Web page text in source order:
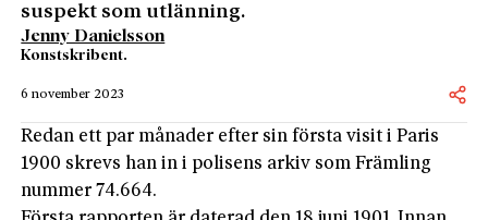
suspekt som utlänning.
Jenny Danielsson
Konstskribent.
6 november 2023
Redan ett par månader efter sin första visit i Paris
1900 skrevs han in i polisens arkiv som Främling
nummer 74.664.